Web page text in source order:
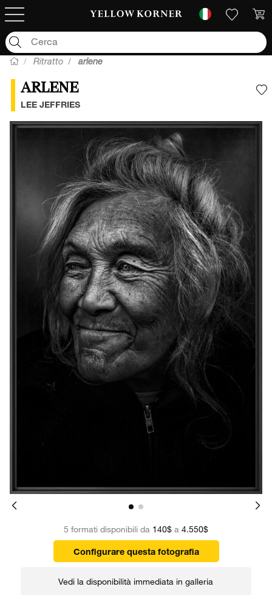
Ritratto arlene
ARLENE
LEE JEFFRIES
5 formati disponibili da 140$ a 4.550$
Configurare questa fotografia
Vedi la disponibilità immediata in galleria